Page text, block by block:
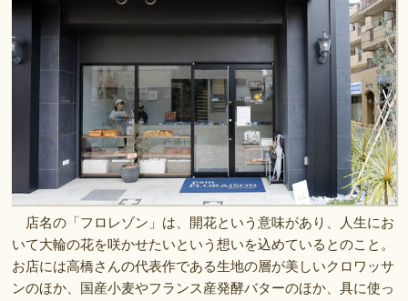
店名の「フロレゾン」は、開花という意味があり、人生にお
いて大輪の花を咲かせたいという想いを込めているとのこと。
お店には高橋さんの代表作である生地の層が美しいクロワッサ
ンのほか、国産小麦やフランス産発酵バターのほか、具に使っ